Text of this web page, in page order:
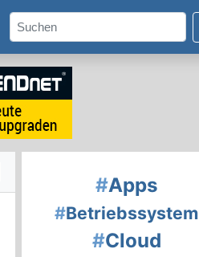
#Apps
#Betriebssystem
#Cloud